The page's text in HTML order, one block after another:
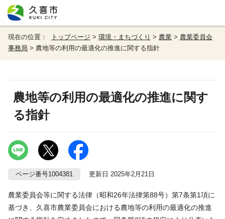
現在の位置： トップページ > 環境・まちづくり > 農業 > 農業委員会
事務局 > 農地等の利用の最適化の推進に関する指針
農地等の利用の最適化の推進に関す
る指針
ページ番号1004381 更新日 2025年2月21日
農業委員会等に関する法律（昭和26年法律第88号）第7条第1項に
基づき、久喜市農業委員会における農地等の利用の最適化の推進